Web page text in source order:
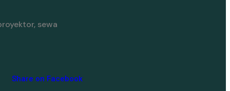
sewa
Share on Facebook